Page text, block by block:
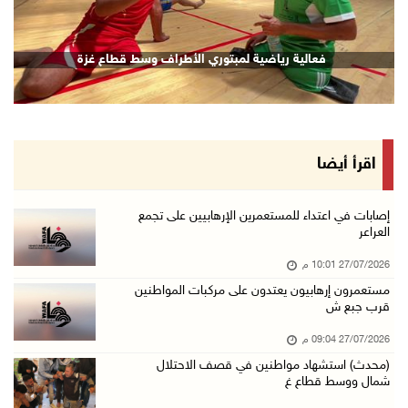
فعالية رياضية لمبتوري الأطراف وسط قطاع غزة
اقرأ أيضا
إصابات في اعتداء للمستعمرين الإرهابيين على تجمع
العراعر
27/07/2026 10:01 م
مستعمرون إرهابيون يعتدون على مركبات المواطنين
قرب جبع ش
27/07/2026 09:04 م
(محدث) استشهاد مواطنين في قصف الاحتلال
شمال ووسط قطاع غ